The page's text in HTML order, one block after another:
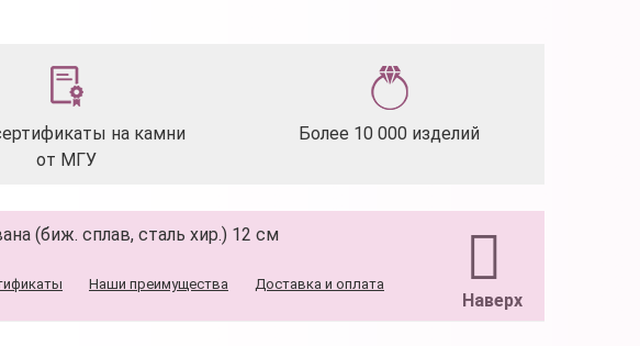
на камни
от МГУ
Более 10 000 изделий
(биж. сплав, сталь хир.) 12 см
Наверх
Наши преимущества Доставка и оплата